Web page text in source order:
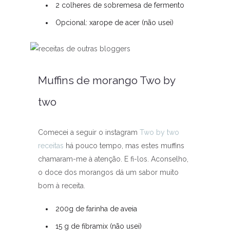
2 colheres de sobremesa de fermento
Opcional: xarope de acer (não usei)
Muffins de morango Two by
two
Comecei a seguir o instagram Two by two
receitas há pouco tempo, mas estes muffins
chamaram-me à atenção. E fi-los. Aconselho,
o doce dos morangos dá um sabor muito
bom à receita.
200g de farinha de aveia
15 g de fibramix (não usei)